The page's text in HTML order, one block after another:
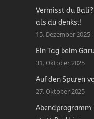
Vermisst du
als du denkst!
15. Dezember 2025
Ein Tag beim
31. Oktober 2025
Auf den Spuren
27. Oktober 2025
Abendprogramm